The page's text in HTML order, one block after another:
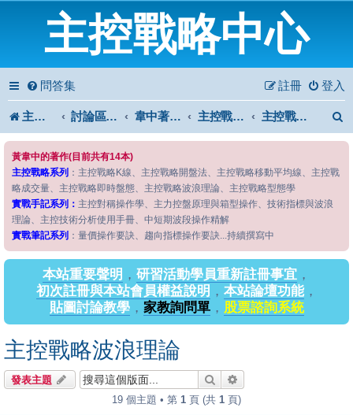
主控戰略中心
問答集 登入
註冊
主控戰略中心 討論區首頁 韋中著作問答區 主控戰略系列 主控戰略波浪理論
黃韋中的著作(目前共有14本)
主控戰略系列 ：主控戰略K線、主控戰略開盤法、主控戰略移動平均線、主控戰
略成交量、主控戰略即時盤態、主控戰略波浪理論、主控戰略型態學
實戰手記系列： 主控對稱操作學、主力控盤原理與箱型操作、技術指標與波浪
理論、主控技術分析使用手冊、中短期波段操作精解
實戰筆記系列 ：量價操作要訣、趨向指標操作要訣...持續撰寫中
本站重要聲明 ， 研習活動學員重新註冊事宜 ，
初次註冊與本站會員權益說明 ， 本站論壇功能，
貼圖討論教學， 家教詢問單， 股票諮詢系統
主控戰略波浪理論
發表主題 搜尋
19 個主題 • 第 1 頁 (共 1 頁)